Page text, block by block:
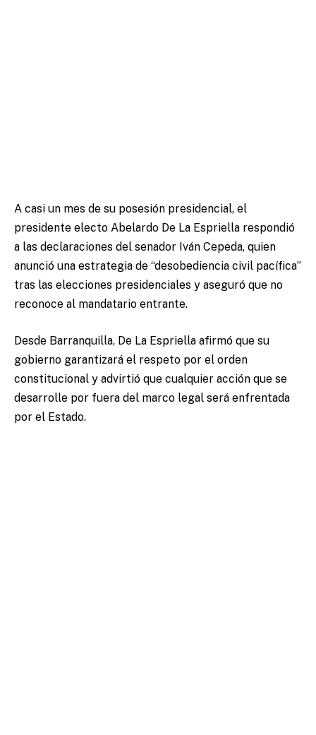
A casi un mes de su posesión presidencial, el
presidente electo Abelardo De La Espriella respondió
a las declaraciones del senador Iván Cepeda, quien
anunció una estrategia de “desobediencia civil pacífica”
tras las elecciones presidenciales y aseguró que no
reconoce al mandatario entrante.
Desde Barranquilla, De La Espriella afirmó que su
gobierno garantizará el respeto por el orden
constitucional y advirtió que cualquier acción que se
desarrolle por fuera del marco legal será enfrentada
por el Estado.